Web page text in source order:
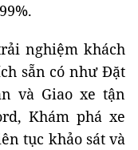
nghiệm khách
sẵn có như Đặt
và Giao xe tận
Khám phá xe
tục khảo sát và